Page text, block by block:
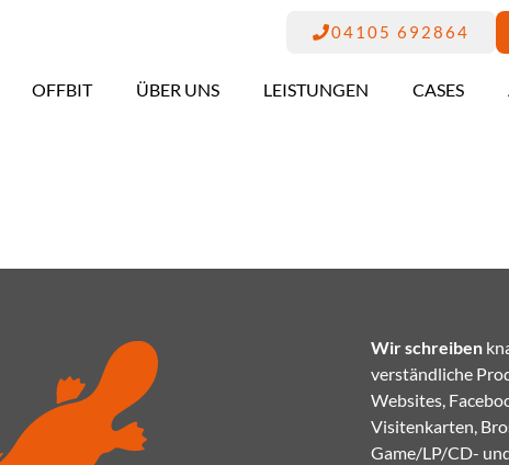
04105 692864
OFFBIT ÜBER UNS LEISTUNGEN CASES
Wir schreiben
verständliche
Websites,
Visitenkarten,
Game/LP/CD-